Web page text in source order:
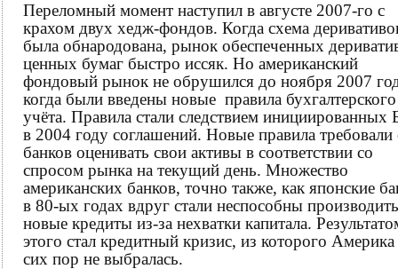
Переломный момент наступил в августе 2007-го с
крахом двух хедж-фондов. Когда схема
была обнародована, рынок обеспеченных
ценных бумаг быстро иссяк. Но американский
фондовый рынок не обрушился до ноября 2007
когда были введены новые правила бухгалтерского
учёта. Правила стали следствием
в 2004 году соглашений. Новые правила требовали
банков оценивать свои активы в соответствии со
спросом рынка на текущий день. Множество
американских банков, точно также, как японские
в 80-ых годах вдруг стали неспособны производить
новые кредиты из-за нехватки капитала.
этого стал кредитный кризис, из которого
сих пор не выбралась.